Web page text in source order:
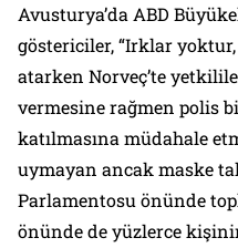
Avusturya’da ABD
göstericiler, “Irklar
atarken Norveç’te
vermesine rağmen polis
katılmasına müdahale
uymayan ancak maske
Parlamentosu önünde
önünde de yüzlerce